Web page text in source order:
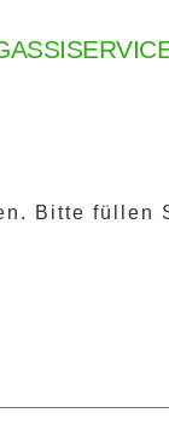
Bitte füllen